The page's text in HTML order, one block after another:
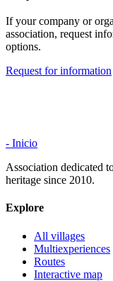
If your company or
association, request
options.
Request for information
- Inicio
Association dedicated
heritage since 2010.
Explore
All villages
Multiexperiences
Routes
Interactive map